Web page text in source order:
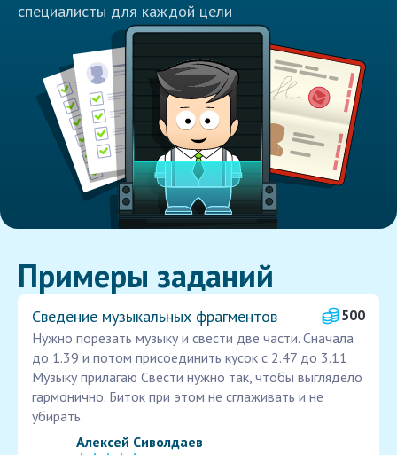
специалисты для каждой цели
Примеры заданий
Сведение музыкальных фрагментов
500
Нужно порезать музыку и свести две части. Сначала
до 1.39 и потом присоединить кусок с 2.47 до 3.11
Музыку прилагаю Свести нужно так, чтобы выглядело
гармонично. Биток при этом не сглаживать и не
убирать.
Алексей Сиволдаев